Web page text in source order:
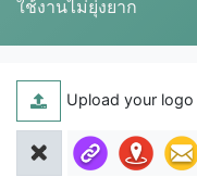
ใช้งานไม่ยุ่งยาก
Upload your